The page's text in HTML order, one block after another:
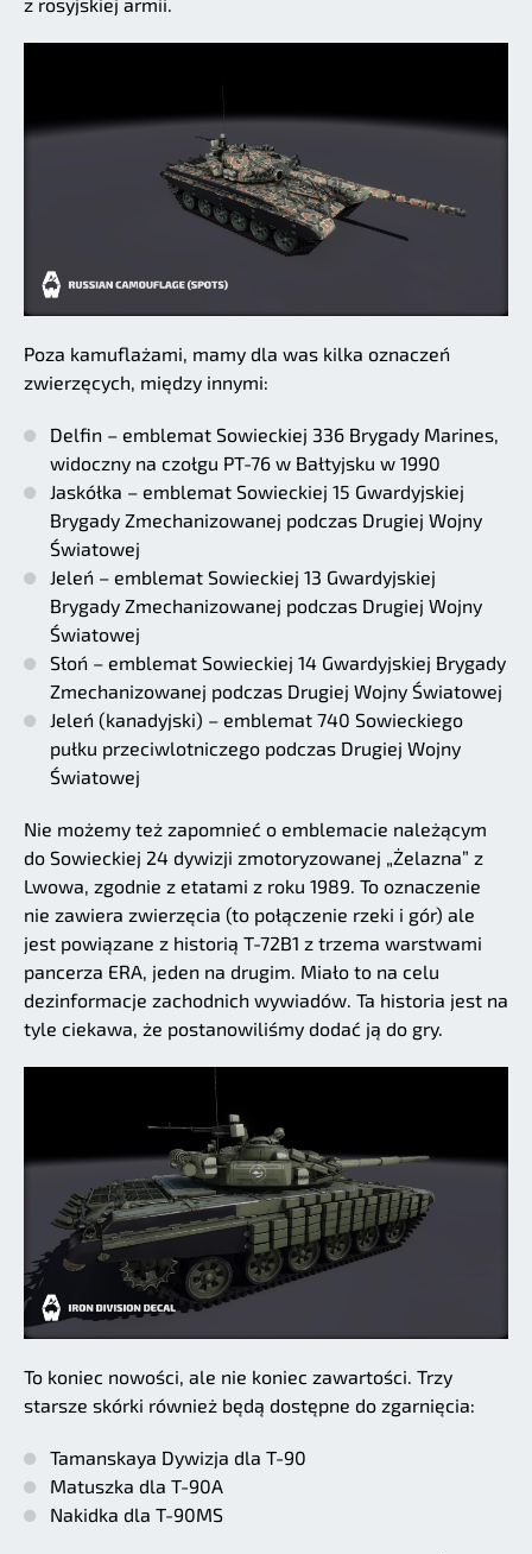
Poza kamuflażami, mamy dla was kilka oznaczeń
zwierzęcych, między innymi:
Delfin – emblemat Sowieckiej 336 Brygady Marines,
widoczny na czołgu PT-76 w Bałtyjsku w 1990
Jaskółka – emblemat Sowieckiej 15 Gwardyjskiej
Brygady Zmechanizowanej podczas Drugiej Wojny
Światowej
Jeleń – emblemat Sowieckiej 13 Gwardyjskiej
Brygady Zmechanizowanej podczas Drugiej Wojny
Światowej
Słoń – emblemat Sowieckiej 14 Gwardyjskiej Brygady
Zmechanizowanej podczas Drugiej Wojny Światowej
Jeleń (kanadyjski) – emblemat 740 Sowieckiego
pułku przeciwlotniczego podczas Drugiej Wojny
Światowej
Nie możemy też zapomnieć o emblemacie należącym
do Sowieckiej 24 dywizji zmotoryzowanej „Żelazna” z
Lwowa, zgodnie z etatami z roku 1989. To oznaczenie
nie zawiera zwierzęcia (to połączenie rzeki i gór) ale
jest powiązane z historią T-72B1 z trzema warstwami
pancerza ERA, jeden na drugim. Miało to na celu
dezinformacje zachodnich wywiadów. Ta historia jest na
tyle ciekawa, że postanowiliśmy dodać ją do gry.
To koniec nowości, ale nie koniec zawartości. Trzy
starsze skórki również będą dostępne do zgarnięcia:
Tamanskaya Dywizja dla T-90
Matuszka dla T-90A
Nakidka dla T-90MS